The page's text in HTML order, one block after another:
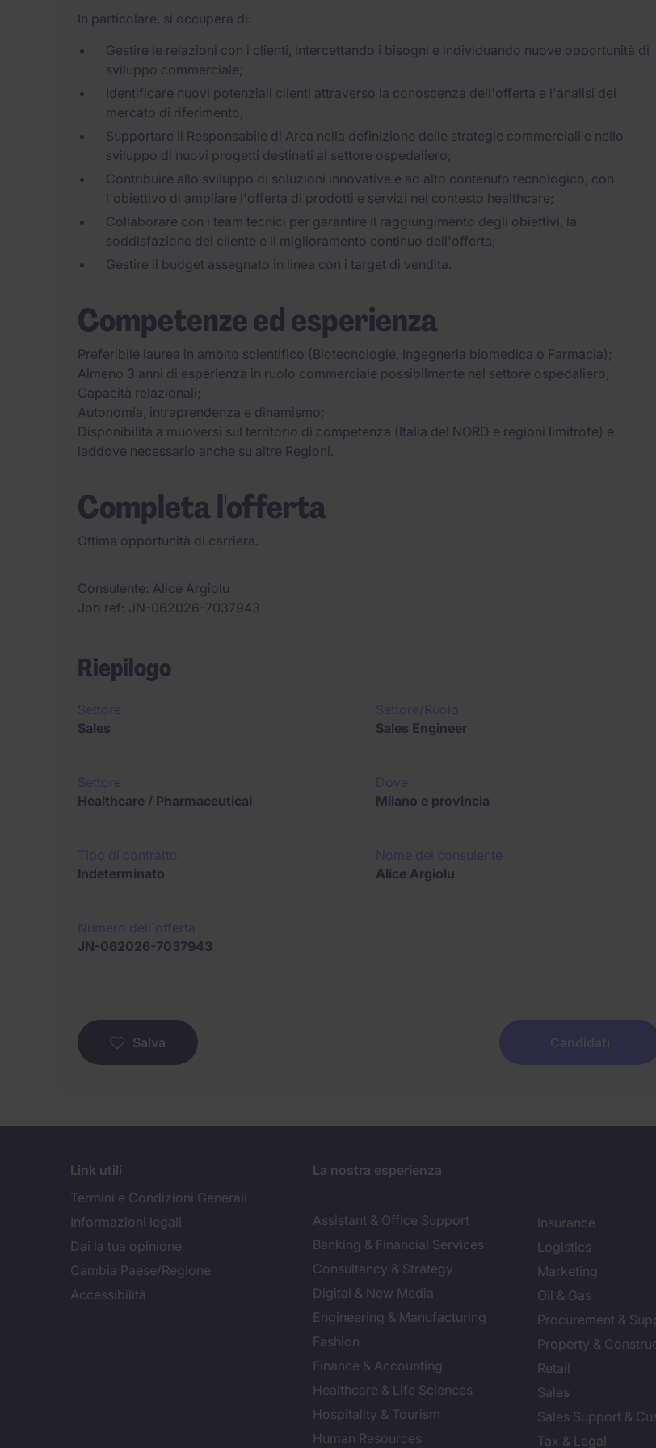
In particolare, si occuperà di:
Gestire le relazioni con i clienti, intercettando i bisogni e individuando nuove opportunità di
sviluppo commerciale;
Identificare nuovi potenziali clienti attraverso la conoscenza dell'offerta e l'analisi del
mercato di riferimento;
Supportare il Responsabile di Area nella definizione delle strategie commerciali e nello
sviluppo di nuovi progetti destinati al settore ospedaliero;
Contribuire allo sviluppo di soluzioni innovative e ad alto contenuto tecnologico, con
l'obiettivo di ampliare l'offerta di prodotti e servizi nel contesto healthcare;
Collaborare con i team tecnici per garantire il raggiungimento degli obiettivi, la
soddisfazione del cliente e il miglioramento continuo dell'offerta;
Gestire il budget assegnato in linea con i target di vendita.
Competenze ed esperienza
Preferibile laurea in ambito scientifico (Biotecnologie, Ingegneria biomedica o Farmacia);
Almeno 3 anni di esperienza in ruolo commerciale possibilmente nel settore ospedaliero;
Capacità relazionali;
Autonomia, intraprendenza e dinamismo;
Disponibilità a muoversi sul territorio di competenza (Italia del NORD e regioni limitrofe) e
laddove necessario anche su altre Regioni.
Completa l'offerta
Ottima opportunità di carriera.
Consulente Alice Argiolu
Job ref JN-062026-7037943
Riepilogo
Sales
Sales Engineer
Healthcare / Pharmaceutical
Milano e provincia
Indeterminato
Alice Argiolu
JN-062026-7037943
Salva Candidati
Link utili
Termini e Condizioni Generali
Informazioni legali
Dai la tua opinione
Cambia Paese/Regione
Accessibilità
La nostra esperienza
Assistant & Office Support
Banking & Financial Services
Consultancy & Strategy
Digital & New Media
Engineering & Manufacturing
Fashion
Finance & Accounting
Healthcare & Life Sciences
Hospitality & Tourism
Human Resources
Insurance
Logistics
Marketing
Oil & Gas
Procurement &
Property &
Retail
Sales
Sales Support &
Tax & Legal